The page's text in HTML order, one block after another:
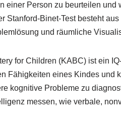
einer Person zu beurteilen und
Stanford-Binet-Test besteht
und räumliche
for Children (KABC) ist ein
Fähigkeiten eines Kindes und
kognitive Probleme zu
messen, wie verbale,